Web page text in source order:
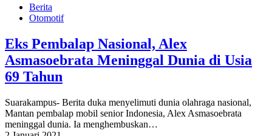
Berita
Otomotif
Eks Pembalap Nasional, Alex
Asmasoebrata Meninggal Dunia di Usia
69 Tahun
Suarakampus- Berita duka menyelimuti dunia olahraga nasional,
Mantan pembalap mobil senior Indonesia, Alex Asmasoebrata
meninggal dunia. Ia menghembuskan…